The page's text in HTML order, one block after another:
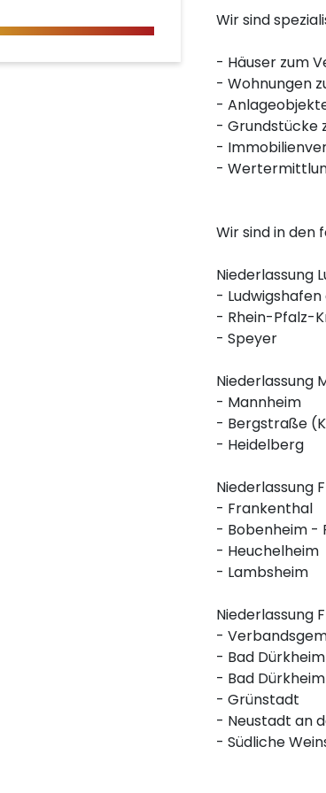
Wir sind
- Häuser zum
- Wohnungen
-
- Grundstücke
-
-
Wir sind in den
Niederlassung
- Ludwigshafen
- Rhein-Pfalz-
- Speyer
Niederlassung
- Mannheim
- Bergstraße
- Heidelberg
Niederlassung
- Frankenthal
- Bobenheim -
- Heuchelheim
- Lambsheim
Niederlassung
-
- Bad Dürkheim
- Bad
- Grünstadt
- Neustadt an
- Südliche